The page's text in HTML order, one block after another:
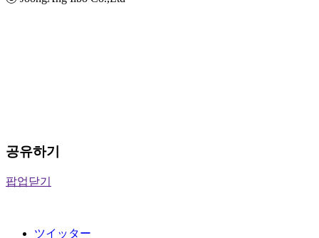
공유하기
팝업닫기
ツイッター